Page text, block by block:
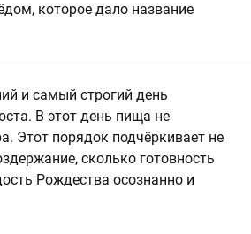
которое дало название
и самый строгий день
В этот день пища не
Этот порядок подчёркивает не
сколько готовность
Рождества осознанно и